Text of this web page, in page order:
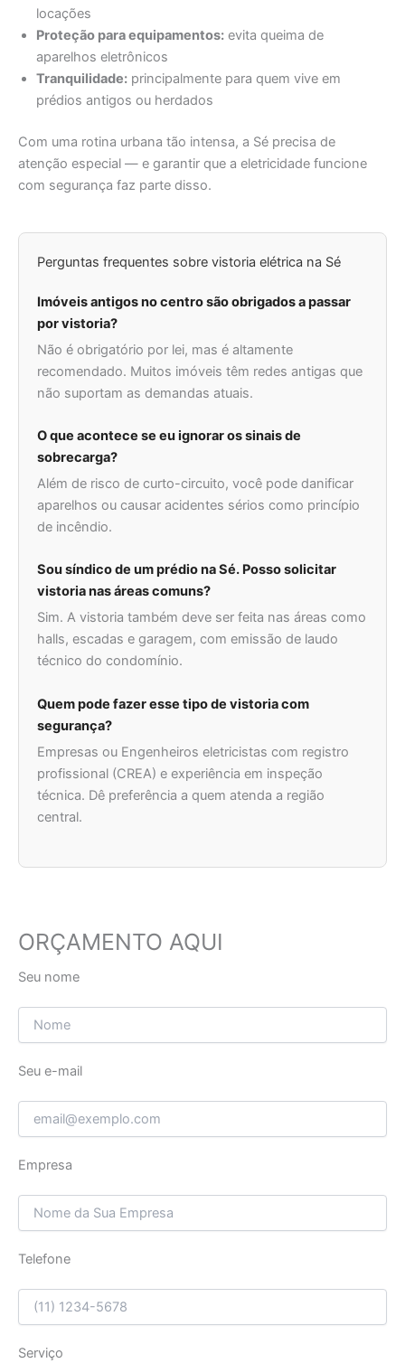
locações
Proteção para equipamentos: evita queima de
aparelhos eletrônicos
Tranquilidade: principalmente para quem vive em
prédios antigos ou herdados
Com uma rotina urbana tão intensa, a Sé precisa de
atenção especial — e garantir que a eletricidade funcione
com segurança faz parte disso.
Perguntas frequentes sobre vistoria elétrica na Sé
Imóveis antigos no centro são obrigados a passar
por vistoria?
Não é obrigatório por lei, mas é altamente
recomendado. Muitos imóveis têm redes antigas que
não suportam as demandas atuais.
O que acontece se eu ignorar os sinais de
sobrecarga?
Além de risco de curto-circuito, você pode danificar
aparelhos ou causar acidentes sérios como princípio
de incêndio.
Sou síndico de um prédio na Sé. Posso solicitar
vistoria nas áreas comuns?
Sim. A vistoria também deve ser feita nas áreas como
halls, escadas e garagem, com emissão de laudo
técnico do condomínio.
Quem pode fazer esse tipo de vistoria com
segurança?
Empresas ou Engenheiros eletricistas com registro
profissional (CREA) e experiência em inspeção
técnica. Dê preferência a quem atenda a região
central.
ORÇAMENTO AQUI
Seu nome
Seu e-mail
Empresa
Telefone
Serviço